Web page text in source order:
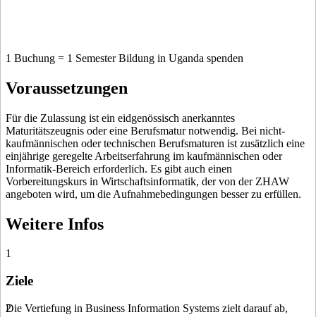
1 Buchung = 1 Semester Bildung in Uganda spenden
Voraussetzungen
Für die Zulassung ist ein eidgenössisch anerkanntes
Maturitätszeugnis oder eine Berufsmatur notwendig. Bei nicht-
kaufmännischen oder technischen Berufsmaturen ist zusätzlich eine
einjährige geregelte Arbeitserfahrung im kaufmännischen oder
Informatik-Bereich erforderlich. Es gibt auch einen
Vorbereitungskurs in Wirtschaftsinformatik, der von der ZHAW
angeboten wird, um die Aufnahmebedingungen besser zu erfüllen.
Weitere Infos
1
Ziele
Die Vertiefung in Business Information Systems zielt darauf ab,
2